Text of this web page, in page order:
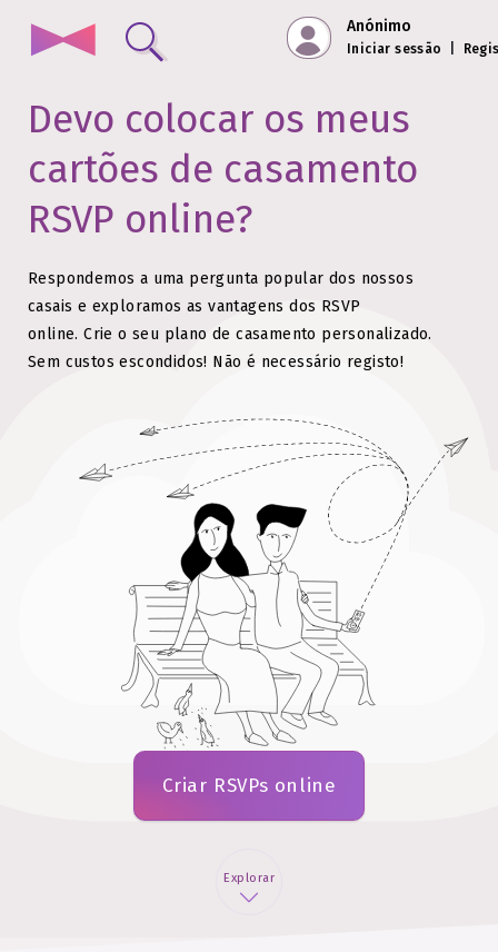
Anónimo
Iniciar sessão
Devo colocar os meus
cartões de casamento
RSVP online?
Respondemos a uma pergunta popular dos nossos
casais e exploramos as vantagens dos RSVP
online. Crie o seu plano de casamento personalizado.
Sem custos escondidos! Não é necessário registo!
Criar RSVPs online
Explorar